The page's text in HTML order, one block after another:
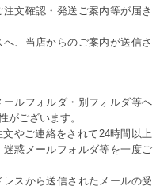
文確認・発送ご案内等が届き
、当店からのご案内が送信さ
ルフォルダ・別フォルダ等へ
がございます。
やご連絡をされて24時間以上
惑メールフォルダ等を一度ご
スから送信されたメールの受